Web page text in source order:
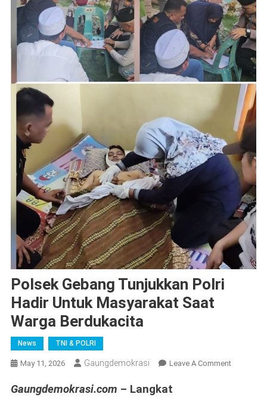
Polsek Gebang Tunjukkan Polri
Hadir Untuk Masyarakat Saat
Warga Berdukacita
News TNI & POLRI
May 11, 2026 Gaungdemokrasi Leave A CommentOn
Gaungdemokrasi.com – Langkat